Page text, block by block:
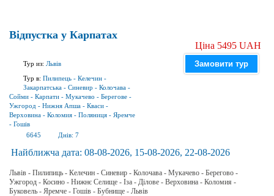
Відпустка у Карпатах
Тур из: Львів
Тур в: Пилипець - Келечин -
Закарпатська - Синевир - Колочава -
Сойми - Карпати - Мукачево - Берегове -
Ужгород - Нижня Апша - Кваси -
Верховина - Коломия - Поляниця - Яремче
- Гошів
6645
Днів: 7
Ціна 5495 UAH
Замовити тур
Найближча дата: 08-08-2026, 15-08-2026, 22-08-2026
Львів - Пилипиць - Келечин - Синевир - Колочава - Мукачево - Берегово -
Ужгород - Косино - Нижнє Селище - Іза - Ділове - Верховина - Коломия -
Буковель - Яремче - Гошів - Бубнище - Львів